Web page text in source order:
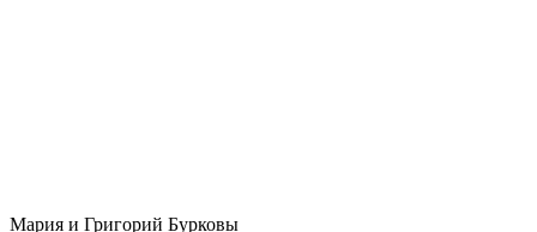
Мария и Григорий Бурковы